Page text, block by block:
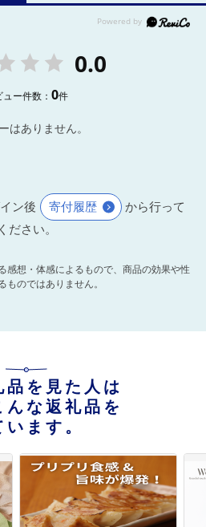
0.0
ュー件数：0件
はありません。
ン後 寄付履歴
から行って
ください。
想・体感によるもので、商品の効果や性
ものではありません。
品を見た人は
んな返礼品を
います。